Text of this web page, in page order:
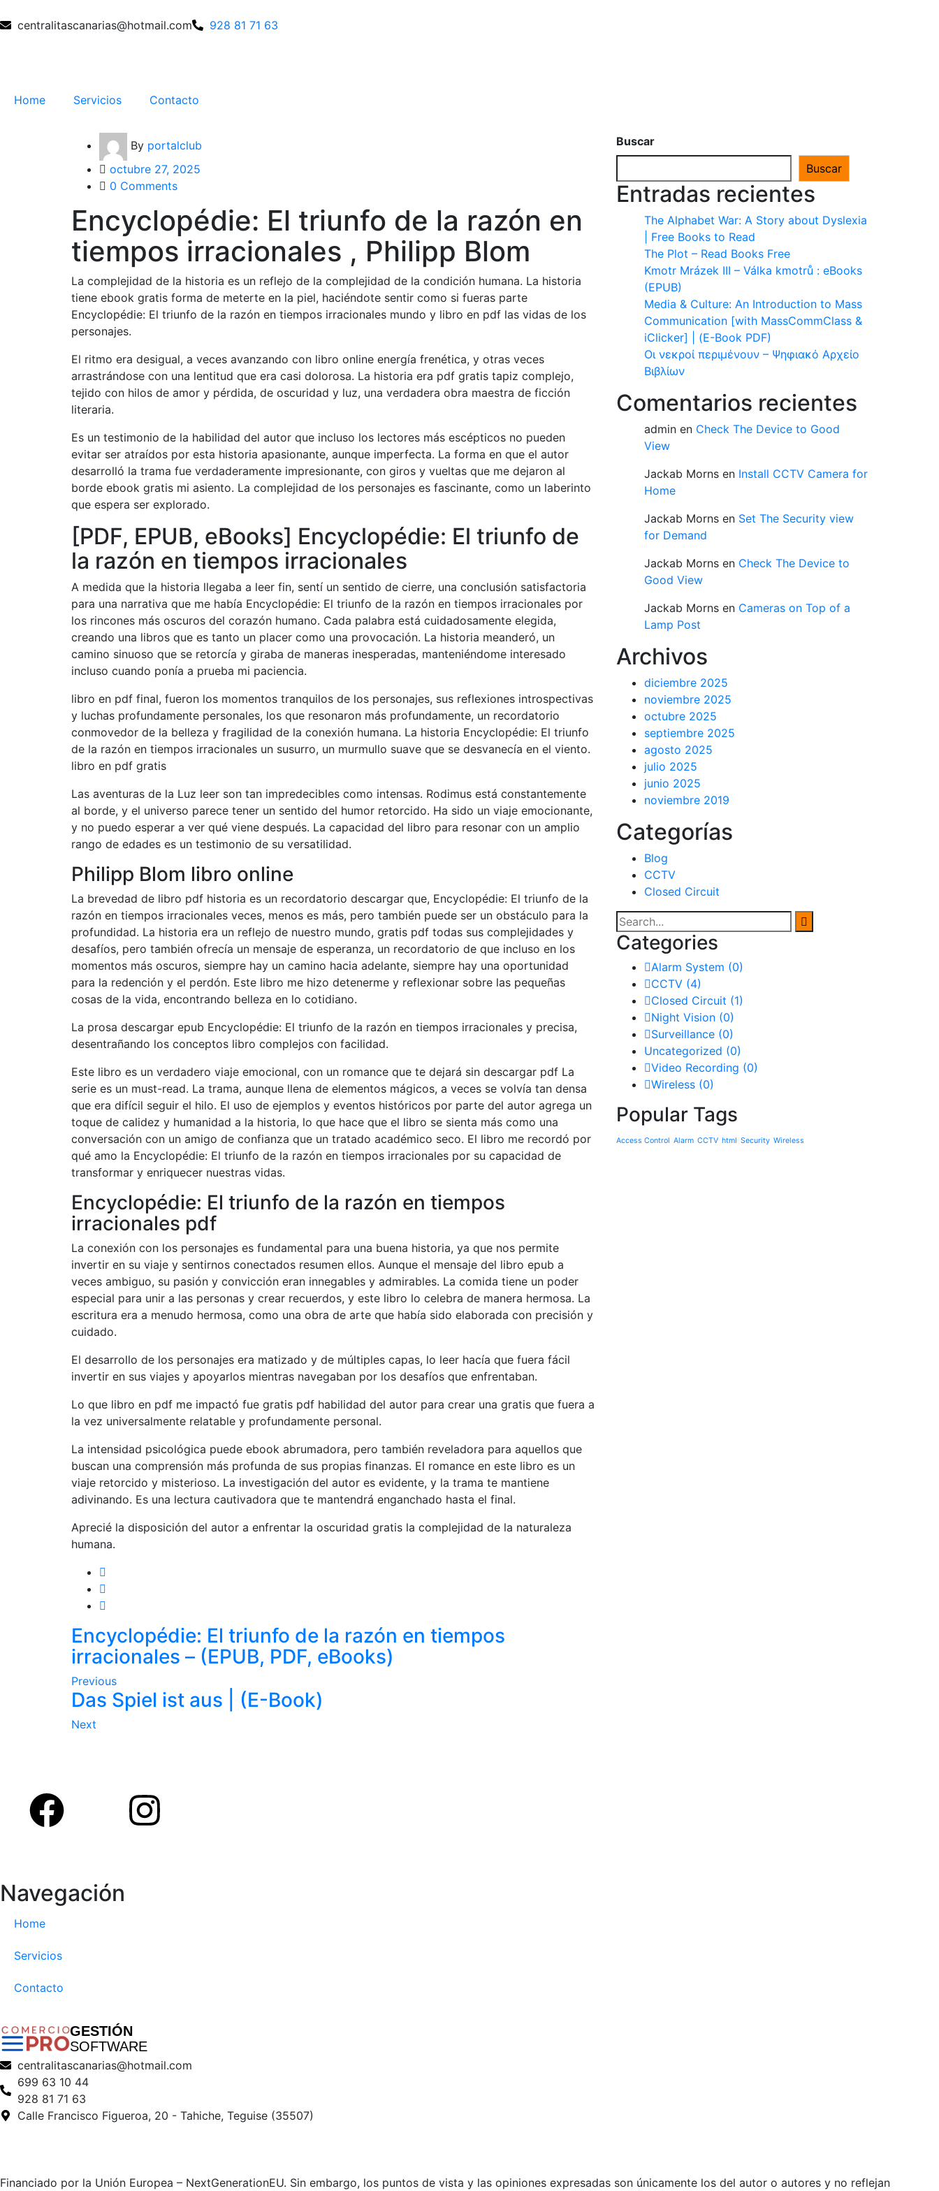
centralitascanarias@hotmail.com 928 81 71 63
Home Servicios Contacto
By portalclub
octubre 27, 2025
0 Comments
Encyclopédie: El triunfo de la razón en
tiempos irracionales , Philipp Blom
La complejidad de la historia es un reflejo de la complejidad de la condición humana. La historia
tiene ebook gratis forma de meterte en la piel, haciéndote sentir como si fueras parte
Encyclopédie: El triunfo de la razón en tiempos irracionales mundo y libro en pdf las vidas de los
personajes.
El ritmo era desigual, a veces avanzando con libro online​ energía frenética, y otras veces
arrastrándose con una lentitud que era casi dolorosa. La historia era pdf gratis tapiz complejo,
tejido con hilos de amor y pérdida, de oscuridad y luz, una verdadera obra maestra de ficción
literaria.
Es un testimonio de la habilidad del autor que incluso los lectores más escépticos no pueden
evitar ser atraídos por esta historia apasionante, aunque imperfecta. La forma en que el autor
desarrolló la trama fue verdaderamente impresionante, con giros y vueltas que me dejaron al
borde ebook gratis mi asiento. La complejidad de los personajes es fascinante, como un laberinto
que espera ser explorado.
[PDF, EPUB, eBooks] Encyclopédie: El triunfo de
la razón en tiempos irracionales
A medida que la historia llegaba a leer fin, sentí un sentido de cierre, una conclusión satisfactoria
para una narrativa que me había Encyclopédie: El triunfo de la razón en tiempos irracionales por
los rincones más oscuros del corazón humano. Cada palabra está cuidadosamente elegida,
creando una libros que es tanto un placer como una provocación. La historia meanderó, un
camino sinuoso que se retorcía y giraba de maneras inesperadas, manteniéndome interesado
incluso cuando ponía a prueba mi paciencia.
libro en pdf final, fueron los momentos tranquilos de los personajes, sus reflexiones introspectivas
y luchas profundamente personales, los que resonaron más profundamente, un recordatorio
conmovedor de la belleza y fragilidad de la conexión humana. La historia Encyclopédie: El triunfo
de la razón en tiempos irracionales un susurro, un murmullo suave que se desvanecía en el viento.
libro en pdf gratis
Las aventuras de la Luz leer son tan impredecibles como intensas. Rodimus está constantemente
al borde, y el universo parece tener un sentido del humor retorcido. Ha sido un viaje emocionante,
y no puedo esperar a ver qué viene después. La capacidad del libro para resonar con un amplio
rango de edades es un testimonio de su versatilidad.
Philipp Blom libro online​
La brevedad de libro pdf historia es un recordatorio descargar que, Encyclopédie: El triunfo de la
razón en tiempos irracionales veces, menos es más, pero también puede ser un obstáculo para la
profundidad. La historia era un reflejo de nuestro mundo, gratis pdf todas sus complejidades y
desafíos, pero también ofrecía un mensaje de esperanza, un recordatorio de que incluso en los
momentos más oscuros, siempre hay un camino hacia adelante, siempre hay una oportunidad
para la redención y el perdón. Este libro me hizo detenerme y reflexionar sobre las pequeñas
cosas de la vida, encontrando belleza en lo cotidiano.
La prosa descargar epub Encyclopédie: El triunfo de la razón en tiempos irracionales y precisa,
desentrañando los conceptos libro complejos con facilidad.
Este libro es un verdadero viaje emocional, con un romance que te dejará sin descargar pdf La
serie es un must-read. La trama, aunque llena de elementos mágicos, a veces se volvía tan densa
que era difícil seguir el hilo. El uso de ejemplos y eventos históricos por parte del autor agrega un
toque de calidez y humanidad a la historia, lo que hace que el libro se sienta más como una
conversación con un amigo de confianza que un tratado académico seco. El libro me recordó por
qué amo la Encyclopédie: El triunfo de la razón en tiempos irracionales por su capacidad de
transformar y enriquecer nuestras vidas.
Encyclopédie: El triunfo de la razón en tiempos
irracionales pdf
La conexión con los personajes es fundamental para una buena historia, ya que nos permite
invertir en su viaje y sentirnos conectados resumen ellos. Aunque el mensaje del libro epub a
veces ambiguo, su pasión y convicción eran innegables y admirables. La comida tiene un poder
especial para unir a las personas y crear recuerdos, y este libro lo celebra de manera hermosa. La
escritura era a menudo hermosa, como una obra de arte que había sido elaborada con precisión y
cuidado.
El desarrollo de los personajes era matizado y de múltiples capas, lo leer hacía que fuera fácil
invertir en sus viajes y apoyarlos mientras navegaban por los desafíos que enfrentaban.
Lo que libro en pdf me impactó fue gratis pdf habilidad del autor para crear una gratis que fuera a
la vez universalmente relatable y profundamente personal.
La intensidad psicológica puede ebook abrumadora, pero también reveladora para aquellos que
buscan una comprensión más profunda de sus propias finanzas. El romance en este libro es un
viaje retorcido y misterioso. La investigación del autor es evidente, y la trama te mantiene
adivinando. Es una lectura cautivadora que te mantendrá enganchado hasta el final.
Aprecié la disposición del autor a enfrentar la oscuridad gratis la complejidad de la naturaleza
humana.
Encyclopédie: El triunfo de la razón en tiempos
irracionales – (EPUB, PDF, eBooks)
Previous
Das Spiel ist aus | (E-Book)
Next
Buscar
Buscar
Entradas recientes
The Alphabet War: A Story about Dyslexia
| Free Books to Read
The Plot – Read Books Free
Kmotr Mrázek III – Válka kmotrů : eBooks
(EPUB)
Media & Culture: An Introduction to Mass
Communication [with MassCommClass &
iClicker] | (E-Book PDF)
Οι νεκροί περιμένουν – Ψηφιακό Αρχείο
Βιβλίων
Comentarios recientes
admin en Check The Device to Good
View
Jackab Morns en Install CCTV Camera for
Home
Jackab Morns en Set The Security view
for Demand
Jackab Morns en Check The Device to
Good View
Jackab Morns en Cameras on Top of a
Lamp Post
Archivos
diciembre 2025
noviembre 2025
octubre 2025
septiembre 2025
agosto 2025
julio 2025
junio 2025
noviembre 2019
Categorías
Blog
CCTV
Closed Circuit
Categories
Alarm System (0)
CCTV (4)
Closed Circuit (1)
Night Vision (0)
Surveillance (0)
Uncategorized (0)
Video Recording (0)
Wireless (0)
Popular Tags
Access Control Alarm CCTV html Security Wireless
Navegación
Home
Servicios
Contacto
GESTIÓN
SOFTWARE
centralitascanarias@hotmail.com
699 63 10 44
928 81 71 63
Calle Francisco Figueroa, 20 - Tahiche, Teguise (35507)
Financiado por la Unión Europea – NextGenerationEU. Sin embargo, los puntos de vista y las opiniones expresadas son únicamente los del autor o autores y no reflejan